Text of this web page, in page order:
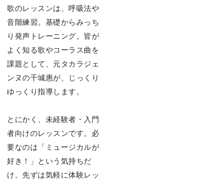
歌のレッスンは、呼吸法や
⾳階練習。基礎からみっち
り発声トレーニング。皆が
よく知る歌やコーラス曲を
課題として、元タカラジェ
ンヌの千城惠が、じっくり
ゆっくり指導します。
とにかく、未経験者・⼊⾨
者向けのレッスンです。必
要なのは「ミュージカルが
好き！」という気持ちだ
け。先ずは気軽に体験レッ